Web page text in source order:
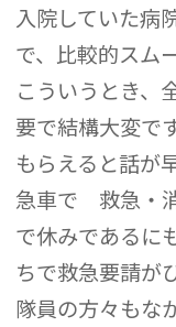
入院していた病
で、比較的スム
こういうとき、
要で結構大変で
もらえると話が
急車で 救急・
で休みであるに
ちで救急要請が
隊員の方々もな